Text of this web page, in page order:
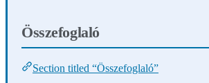
Összefoglaló
Section titled “Összefoglaló”